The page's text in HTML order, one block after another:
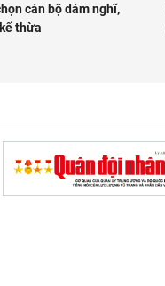
cán bộ dám nghĩ,
thừa